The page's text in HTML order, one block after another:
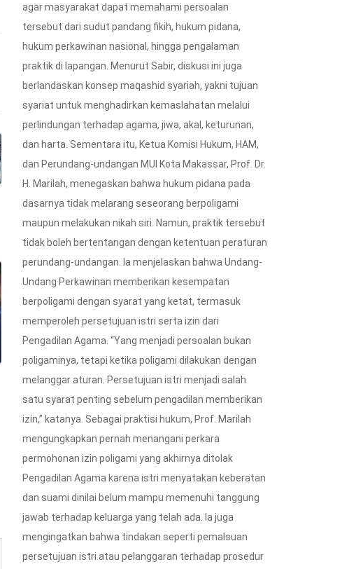
EKONOMI
KPPU Bongkar Praktik
Penetapan Bunga, 97
Pinjol...
26/03/2026
Sidak Pasar di 7 Wilayah,
KPPU Cermati...
12/03/2026
agar masyarakat dapat memahami persoalan
tersebut dari sudut pandang fikih, hukum pidana,
hukum perkawinan nasional, hingga pengalaman
praktik di lapangan. Menurut Sabir, diskusi ini juga
berlandaskan konsep maqashid syariah, yakni tujuan
syariat untuk menghadirkan kemaslahatan melalui
perlindungan terhadap agama, jiwa, akal, keturunan,
dan harta. Sementara itu, Ketua Komisi Hukum, HAM,
dan Perundang-undangan MUI Kota Makassar, Prof. Dr.
H. Marilah, menegaskan bahwa hukum pidana pada
dasarnya tidak melarang seseorang berpoligami
maupun melakukan nikah siri. Namun, praktik tersebut
tidak boleh bertentangan dengan ketentuan peraturan
perundang-undangan. Ia menjelaskan bahwa Undang-
Undang Perkawinan memberikan kesempatan
berpoligami dengan syarat yang ketat, termasuk
memperoleh persetujuan istri serta izin dari
Pengadilan Agama. “Yang menjadi persoalan bukan
poligaminya, tetapi ketika poligami dilakukan dengan
melanggar aturan. Persetujuan istri menjadi salah
satu syarat penting sebelum pengadilan memberikan
izin,” katanya. Sebagai praktisi hukum, Prof. Marilah
mengungkapkan pernah menangani perkara
permohonan izin poligami yang akhirnya ditolak
Pengadilan Agama karena istri menyatakan keberatan
dan suami dinilai belum mampu memenuhi tanggung
jawab terhadap keluarga yang telah ada. Ia juga
mengingatkan bahwa tindakan seperti pemalsuan
persetujuan istri atau pelanggaran terhadap prosedur